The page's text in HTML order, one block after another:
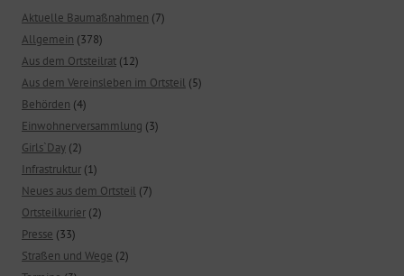
Aktuelle Baumaßnahmen (7)
Allgemein (378)
Aus dem Ortsteilrat (12)
Aus dem Vereinsleben im Ortsteil (5)
Behörden (4)
Einwohnerversammlung (3)
Girls`Day (2)
Infrastruktur (1)
Neues aus dem Ortsteil (7)
Ortsteilkurier (2)
Presse (33)
Straßen und Wege (2)